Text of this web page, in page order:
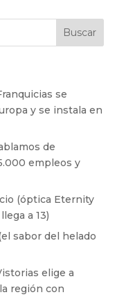
se
y se instala en
de
empleos y
(óptica Eternity
a 13)
sabor del helado
elige a
región con